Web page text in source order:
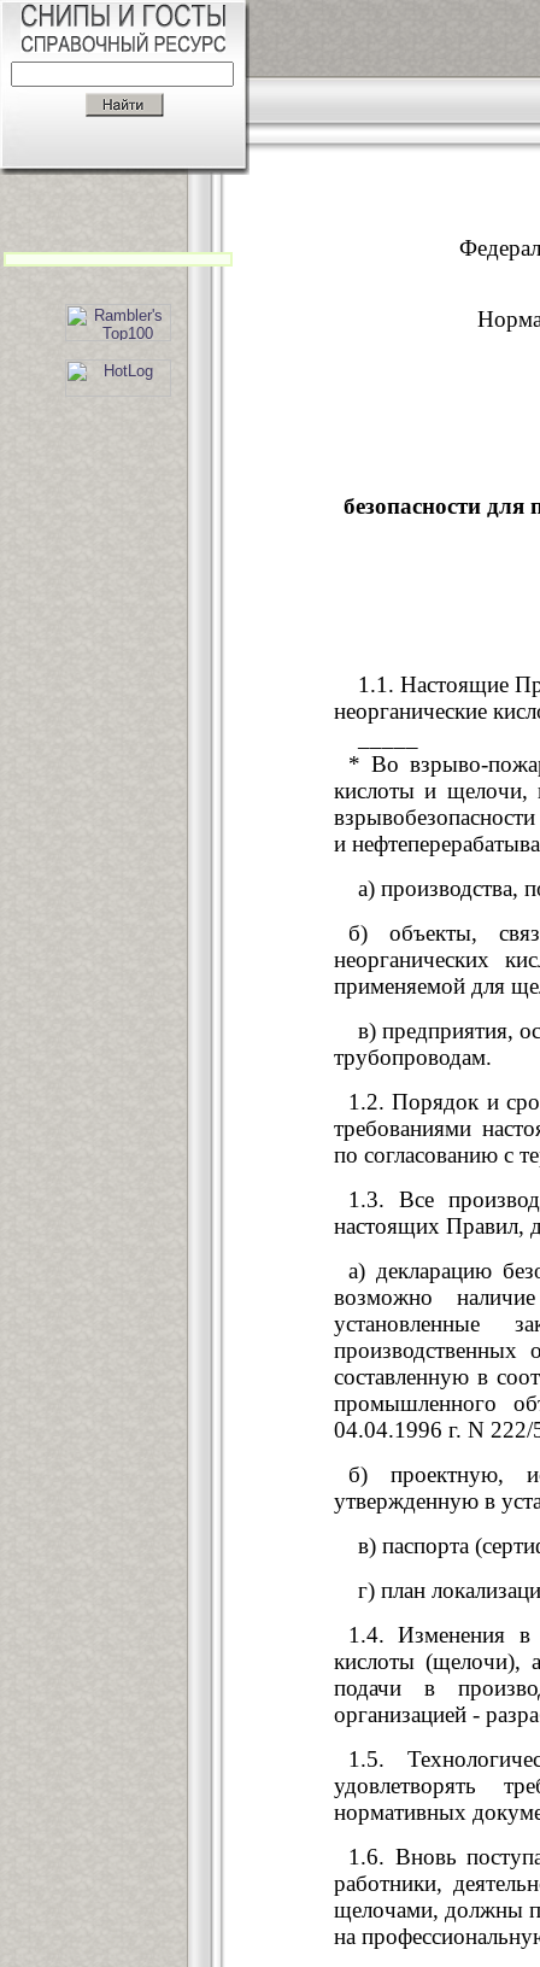
безопасности
1.1. Настоящие
неорганические
* Во взрыво-
кислоты и щелочи,
и
а) производства,
б) объекты,
неорганических
применяемой для
в) предприятия,
трубопроводам.
1.2. Порядок и
требованиями
по согласованию с
1.3. Все
настоящих Правил,
а) декларацию
возможно
установленные
производственных
составленную в
промышленного
04.04.1996 г. N 222/
б) проектную,
утвержденную в
в) паспорта
г) план
1.4. Изменения в
кислоты (щелочи),
подачи в
организацией -
1.5.
удовлетворять
нормативных
1.6. Вновь
работники,
щелочами, должны
на